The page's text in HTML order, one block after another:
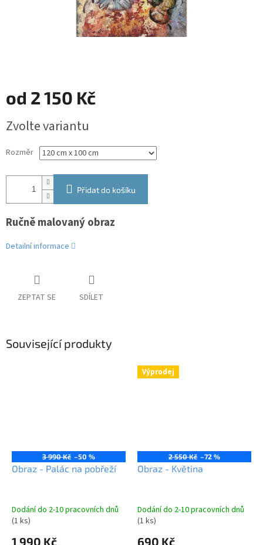
od 2 150 Kč
cena:
Zvolte variantu
Rozměr
Přidat do košíku
Ručně malovaný obraz
Detailní informace
ZEPTAT SE SDÍLET
Související produkty
3 990 Kč –50 %
Obraz - Palác na pobřeží
Dodání do 2-10 pracovních dnů
(1 ks)
1 990 Kč
Výprodej
2 550 Kč –72 %
Obraz - Květina
Dodání do 2-10 pracovních dnů
(1 ks)
690 Kč